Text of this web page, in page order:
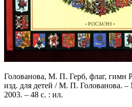
Голованова, М. П. Герб, флаг, гимн
изд. для детей / М. П.
2003. – 48 с. : ил.